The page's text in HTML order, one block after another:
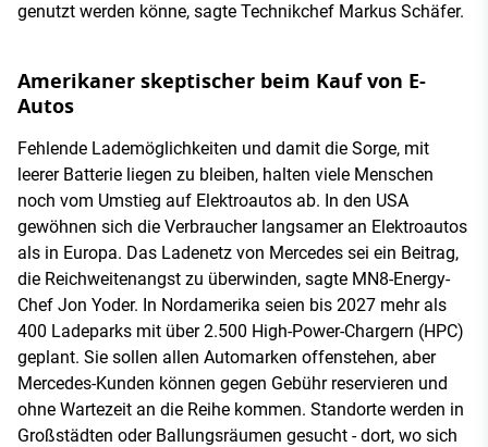
genutzt werden könne, sagte Technikchef Markus Schäfer.
Amerikaner skeptischer beim Kauf von E-
Autos
Fehlende Lademöglichkeiten und damit die Sorge, mit
leerer Batterie liegen zu bleiben, halten viele Menschen
noch vom Umstieg auf Elektroautos ab. In den USA
gewöhnen sich die Verbraucher langsamer an Elektroautos
als in Europa. Das Ladenetz von Mercedes sei ein Beitrag,
die Reichweitenangst zu überwinden, sagte MN8-Energy-
Chef Jon Yoder. In Nordamerika seien bis 2027 mehr als
400 Ladeparks mit über 2.500 High-Power-Chargern (HPC)
geplant. Sie sollen allen Automarken offenstehen, aber
Mercedes-Kunden können gegen Gebühr reservieren und
ohne Wartezeit an die Reihe kommen. Standorte werden in
Großstädten oder Ballungsräumen gesucht - dort, wo sich